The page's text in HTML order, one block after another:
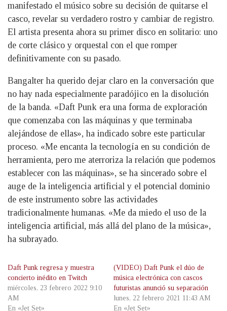
manifestado el músico sobre su decisión de quitarse el
casco, revelar su verdadero rostro y cambiar de registro.
El artista presenta ahora su primer disco en solitario: uno
de corte clásico y orquestal con el que romper
definitivamente con su pasado.
Bangalter ha querido dejar claro en la conversación que
no hay nada especialmente paradójico en la disolución
de la banda. «Daft Punk era una forma de exploración
que comenzaba con las máquinas y que terminaba
alejándose de ellas», ha indicado sobre este particular
proceso. «Me encanta la tecnología en su condición de
herramienta, pero me aterroriza la relación que podemos
establecer con las máquinas», se ha sincerado sobre el
auge de la inteligencia artificial y el potencial dominio
de este instrumento sobre las actividades
tradicionalmente humanas. «Me da miedo el uso de la
inteligencia artificial, más allá del plano de la música»,
ha subrayado.
Daft Punk regresa y muestra
concierto inédito en Twitch
miércoles, 23 febrero 2022 9:10
AM
En «Jet Set»
(VIDEO) Daft Punk el dúo de
música electrónica con cascos
futuristas anunció su separación
lunes, 22 febrero 2021 11:43 AM
En «Jet Set»